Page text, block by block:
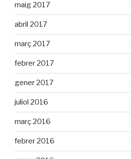
maig 2017
abril 2017
març 2017
febrer 2017
gener 2017
juliol 2016
març 2016
febrer 2016